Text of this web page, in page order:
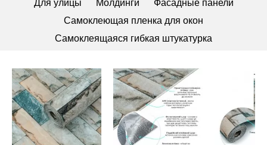
Самоклеющая пленка для окон
Самоклеящаяся гибкая штукатурка